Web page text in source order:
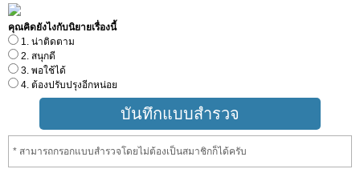
คุณคิดยังไงกับนิยายเรื่องนี้
1. น่าติดตาม
2. สนุกดี
3. พอใช้ได้
4. ต้องปรับปรุงอีกหน่อย
* สามารถกรอกแบบสำรวจโดยไม่ต้องเป็นสมาชิกก็ได้ครับ